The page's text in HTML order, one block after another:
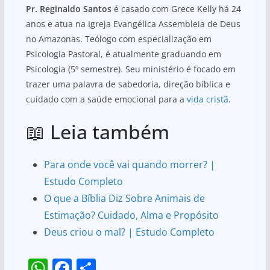
Pr. Reginaldo Santosé casado com Grece Kelly há 24
anos e atua na Igreja Evangélica Assembleia de Deus
no Amazonas. Teólogo com especialização em
Psicologia Pastoral, é atualmente graduando em
Psicologia (5º semestre). Seu ministério é focado em
trazer uma palavra de sabedoria, direção bíblica e
cuidado com a saúde emocional para a vida cristã.
📖 Leia também
Para onde você vai quando morrer? |
Estudo Completo
O que a Bíblia Diz Sobre Animais de
Estimação? Cuidado, Alma e Propósito
Deus criou o mal? | Estudo Completo